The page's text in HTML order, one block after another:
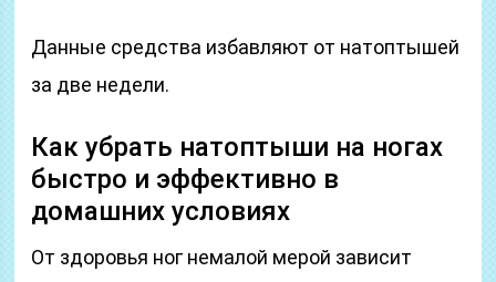
Данные средства избавляют от натоптышей
за две недели.
Как убрать натоптыши на ногах
быстро и эффективно в
домашних условиях
От здоровья ног немалой мерой зависит